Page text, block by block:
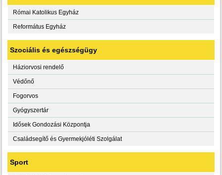
Római Katolikus Egyház
Református Egyház
Szociális és egészségügy
Háziorvosi rendelő
Védőnő
Fogorvos
Gyógyszertár
Idősek Gondozási Központja
Családsegítő és Gyermekjóléti Szolgálat
Sport